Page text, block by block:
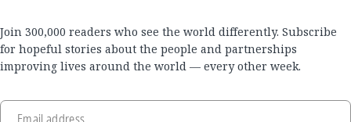
Join 300,000 readers who see the world differently. Subscribe
for hopeful stories about the people and partnerships
improving lives around the world — every other week.